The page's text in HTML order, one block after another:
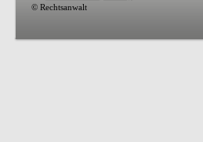
© Rechtsanwalt